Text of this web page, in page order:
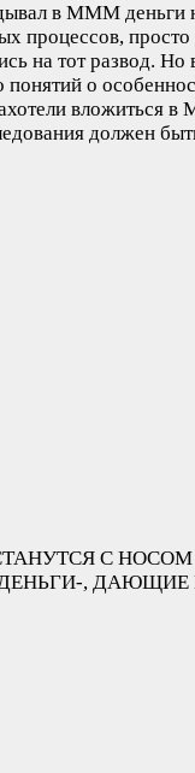
в МММ деньги
процессов,
на тот развод. Но
о
вложиться
должен
С
, ДАЮЩИЕ